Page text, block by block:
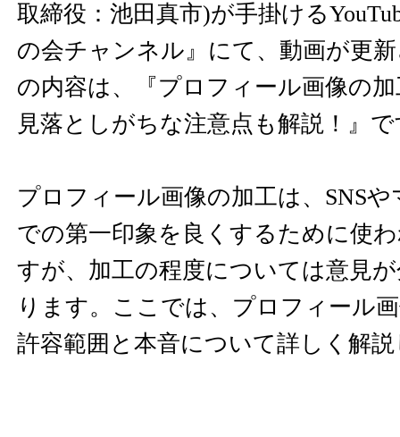
取締役：池田真市)が手掛ける
の会チャンネル』にて、動画が更
の内容は、『プロフィール画像の
見落としがちな注意点も解説！』
プロフィール画像の加工は、SNS
での第一印象を良くするために使
すが、加工の程度については意見
ります。ここでは、プロフィール
許容範囲と本音について詳しく解